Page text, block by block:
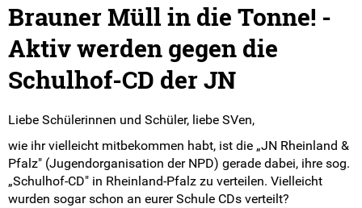
Positionen & Lesestoff
Sommercamps
Landesarbeitskreise
Brauner Müll in die Tonne! -
Aktiv werden gegen die
Schulhof-CD der JN
Liebe Schülerinnen und Schüler, liebe SVen,
wie ihr vielleicht mitbekommen habt, ist die „JN Rheinland &
Pfalz" (Jugendorganisation der NPD) gerade dabei, ihre sog.
„Schulhof-CD" in Rheinland-Pfalz zu verteilen. Vielleicht
wurden sogar schon an eurer Schule CDs verteilt?